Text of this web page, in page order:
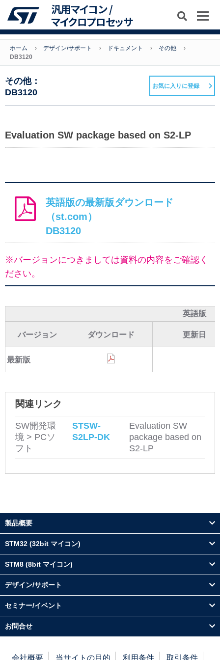
汎用マイコン /
マイクロプロセッサ
ホーム デザイン/サポート ドキュメント
その他
DB3120
その他：
DB3120
お気に入りに登録
Evaluation SW package based on S2-LP
英語版の最新版ダウンロード
（st.com）
DB3120
※バージョンにつきましては資料の内容をご確認く
ださい。
英語版
バージョン ダウンロード 更新日
最新版
関連リンク
SW開発環
境 > PCソ
フト
STSW-
S2LP-DK
Evaluation SW
package based on
S2-LP
製品概要
STM32 (32bit マイコン)
STM8 (8bit マイコン)
デザイン/サポート
セミナー/イベント
お問合せ
会社概要 当サイトの目的 利用条件 取引条件